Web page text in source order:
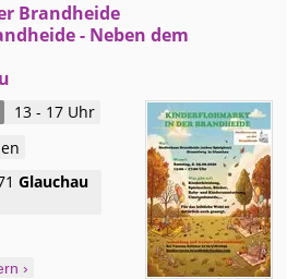
Brandheide
- Neben dem
13 - 17 Uhr
Glauchau
›